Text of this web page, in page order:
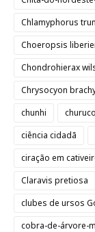
Chlamyphorus
Choeropsis
Chondrohierax
Chrysocyon
chunhi
churuco
ciência cidadã
ciração em
Claravis pretiosa
clubes de ursos
cobra-de-árvore-